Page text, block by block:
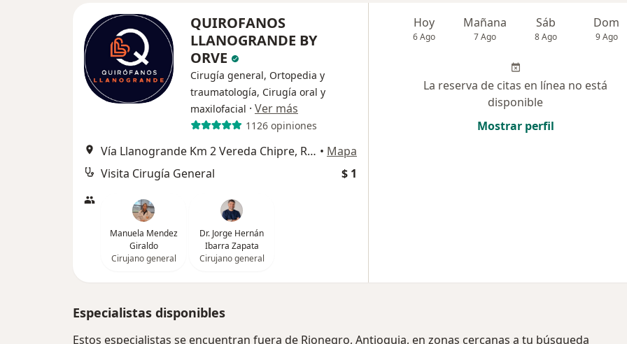
QUIROFANOS
LLANOGRANDE BY
ORVE
Cirugía general, Ortopedia y
traumatología, Cirugía oral y
maxilofacial · Ver más
1126 opiniones
Vía Llanogrande Km 2 Vereda Chipre, Rionegro • Mapa
Visita Cirugía General
$ 1
Manuela Mendez
Giraldo
Cirujano general
Dr. Jorge Hernán
Ibarra Zapata
Cirujano general
Hoy
6 Ago
Mañana
7 Ago
Sáb
8 Ago
Dom
9 Ago
La reserva de citas en línea no está
disponible
Mostrar perfil
Especialistas disponibles
Estos especialistas se encuentran fuera de Rionegro, Antioquia, en zonas cercanas a tu búsqueda